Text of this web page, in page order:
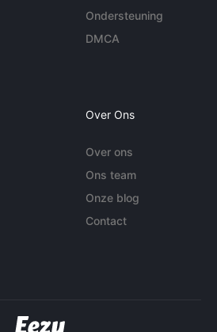
Ondersteuning
DMCA
Over Ons
Over ons
Ons team
Onze blog
Contact